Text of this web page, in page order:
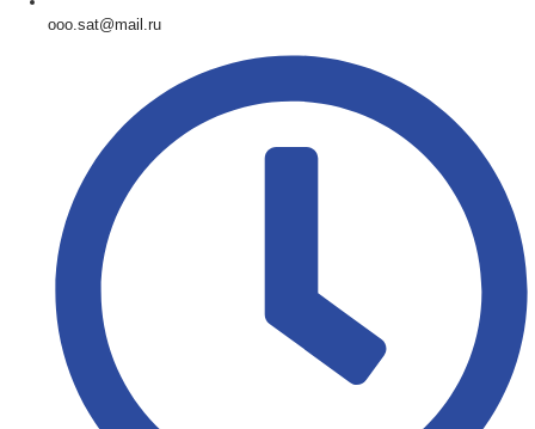
ooo.sat@mail.ru